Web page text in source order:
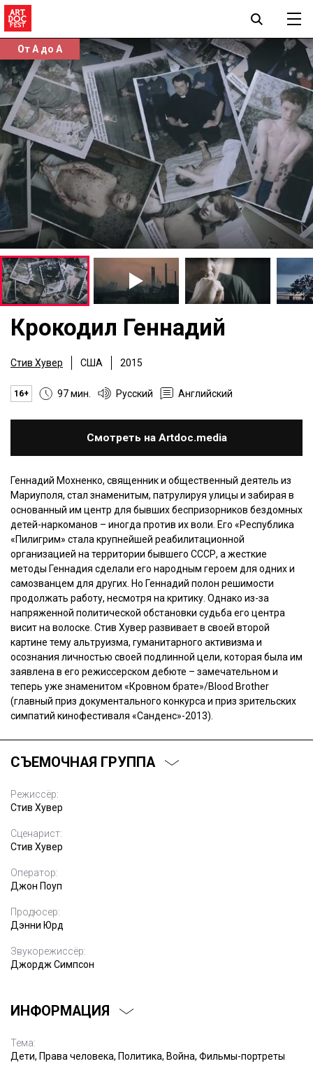
От А до А
Крокодил Геннадий
Стив Хувер США 2015
16+ 97 мин. Русский Английский
Смотреть на Artdoc.media
Геннадий Мохненко, священник и общественный деятель из
Мариуполя, стал знаменитым, патрулируя улицы и забирая в
основанный им центр для бывших беспризорников бездомных
детей-наркоманов – иногда против их воли. Его «Республика
«Пилигрим» стала крупнейшей реабилитационной
организацией на территории бывшего СССР, а жесткие
методы Геннадия сделали его народным героем для одних и
самозванцем для других. Но Геннадий полон решимости
продолжать работу, несмотря на критику. Однако из-за
напряженной политической обстановки судьба его центра
висит на волоске. Стив Хувер развивает в своей второй
картине тему альтруизма, гуманитарного активизма и
осознания личностью своей подлинной цели, которая была им
заявлена в его режиссерском дебюте – замечательном и
теперь уже знаменитом «Кровном брате»/Blood Brother
(главный приз документального конкурса и приз зрительских
симпатий кинофестиваля «Санденс»-2013).
СЪЕМОЧНАЯ ГРУППА
Режиссёр:
Стив Хувер
Сценарист:
Стив Хувер
Оператор:
Джон Поуп
Продюсер:
Дэнни Юрд
Звукорежиссёр:
Джордж Симпсон
ИНФОРМАЦИЯ
Тема:
Дети, Права человека, Политика, Война, Фильмы-портреты